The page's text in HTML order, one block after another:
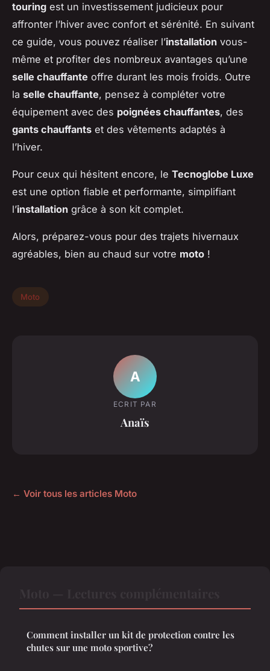
touring est un investissement judicieux pour
affronter l’hiver avec confort et sérénité. En suivant
ce guide, vous pouvez réaliser l’installation vous-
même et profiter des nombreux avantages qu’une
selle chauffante offre durant les mois froids. Outre
la selle chauffante, pensez à compléter votre
équipement avec des poignées chauffantes, des
gants chauffants et des vêtements adaptés à
l’hiver.
Pour ceux qui hésitent encore, le Tecnoglobe Luxe
est une option fiable et performante, simplifiant
l’installation grâce à son kit complet.
Alors, préparez-vous pour des trajets hivernaux
agréables, bien au chaud sur votre moto !
Moto
A
ECRIT PAR
Anaïs
← Voir tous les articles Moto
Comment installer un kit de protection contre les
chutes sur une moto sportive?